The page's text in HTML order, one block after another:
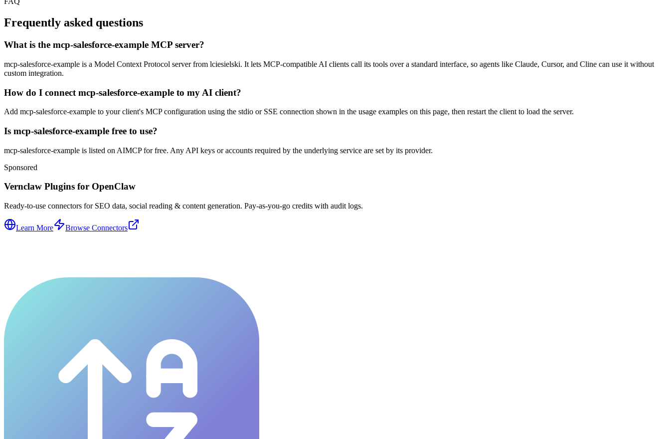
Frequently asked questions
What is the mcp-salesforce-example MCP server?
mcp-salesforce-example is a Model Context Protocol server from lciesielski. It lets MCP-compatible AI clients call its tools over a standard interface, so agents like Claude, Cursor, and Cline can use it without
custom integration.
How do I connect mcp-salesforce-example to my AI client?
Add mcp-salesforce-example to your client's MCP configuration using the stdio or SSE connection shown in the usage examples on this page, then restart the client to load the server.
Is mcp-salesforce-example free to use?
mcp-salesforce-example is listed on AIMCP for free. Any API keys or accounts required by the underlying service are set by its provider.
Sponsored
Vernclaw Plugins for OpenClaw
Ready-to-use connectors for SEO data, social reading & content generation. Pay-as-you-go credits with audit logs.
Learn More Browse Connectors